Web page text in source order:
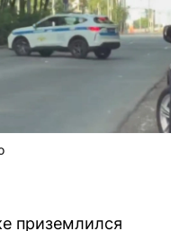
приземлился